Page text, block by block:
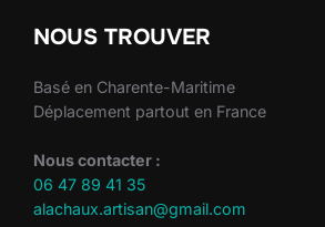
NOUS TROUVER
Basé en Charente-Maritime
Déplacement partout en France
Nous contacter :
06 47 89 41 35
alachaux.artisan@gmail.com